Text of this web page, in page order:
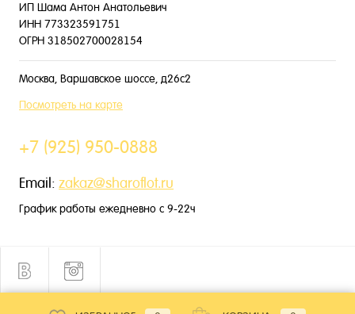
ИП Шама Антон Анатольевич
ИНН 773323591751
ОГРН 318502700028154
Москва, Варшавское шоссе, д26с2
Посмотреть на карте
+7 (925) 950-0888
Email: zakaz@sharoflot.ru
График работы ежедневно с 9-22ч